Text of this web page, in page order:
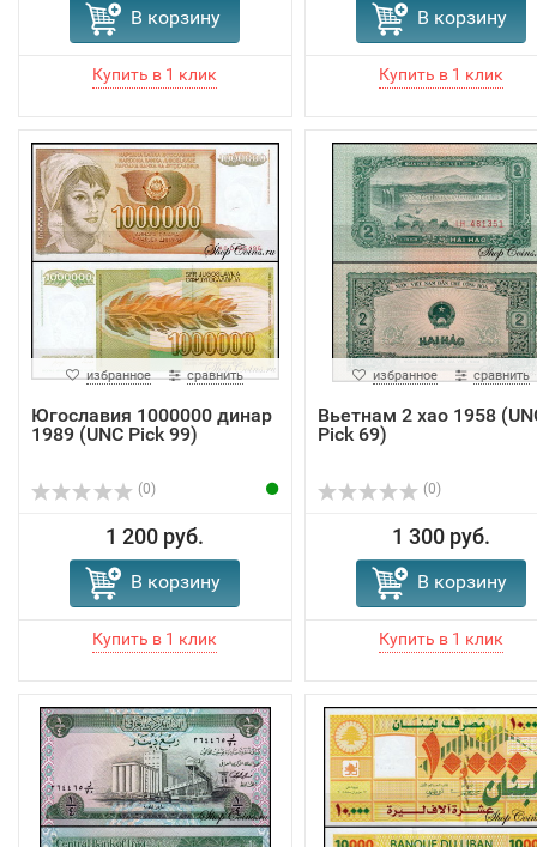
В корзину В корзину
избранное сравнить
Югославия 1000000 динар
1989 (UNC Pick 99)
(0)
1 200 руб.
В корзину
избранное сравнить
Вьетнам 2 хао 1958
Pick 69)
(0)
1 300 руб.
В корзину